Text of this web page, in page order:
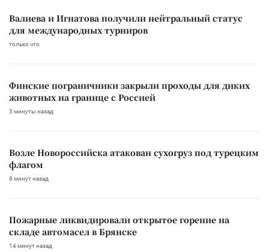
Валиева и Игнатова получили нейтральный статус
для международных турниров
только что
Финские пограничники закрыли проходы для диких
животных на границе с Россией
3 минуты назад
Возле Новороссийска атакован сухогруз под турецким
флагом
8 минут назад
Пожарные ликвидировали открытое горение на
складе автомасел в Брянске
14 минут назад